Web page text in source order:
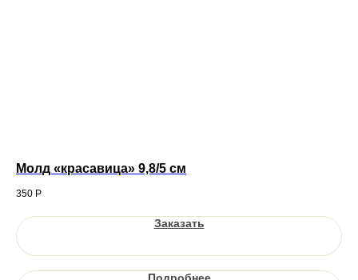
Молд «красавица» 9,8/5 см
350 Р
Заказать